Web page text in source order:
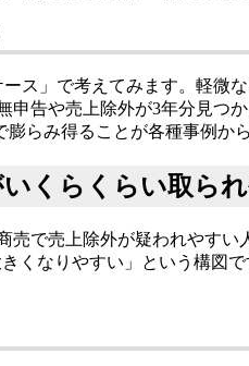
ス」で考えてみます。軽
告や売上除外が3年分見つ
らみ得ることが各種事例か
くらくらい取ら
で売上除外が疑われやす
くなりやすい」という構図